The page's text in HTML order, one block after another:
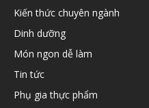
Kiến thức chuyên ngành
Dinh dưỡng
Món ngon dễ làm
Tin tức
Phụ gia thực phẩm